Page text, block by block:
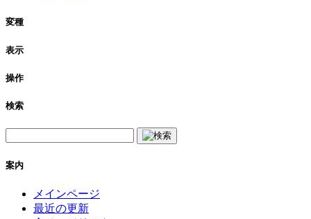
変種
表示
操作
検索
案内
メインページ
最近の更新